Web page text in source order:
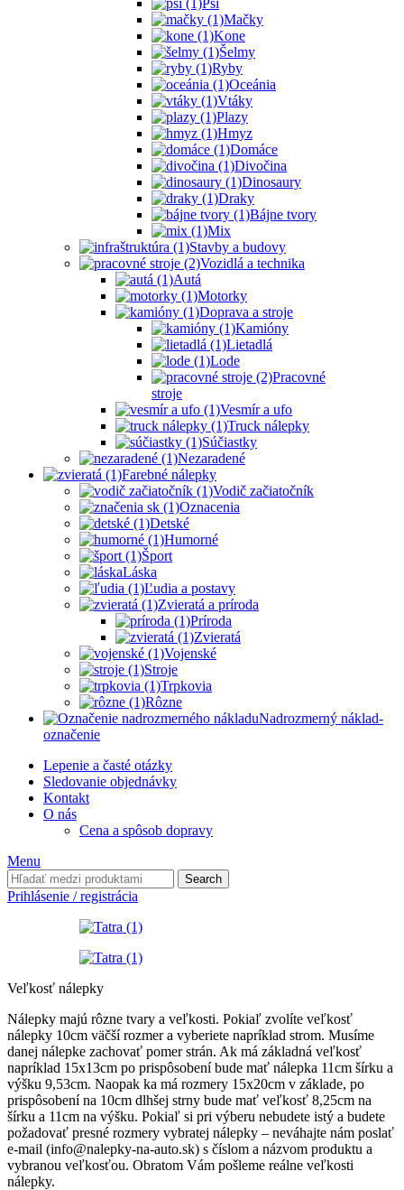
Psi
Mačky
Kone
Šelmy
Ryby
Oceánia
Vtáky
Plazy
Hmyz
Domáce
Divočina
Dinosaury
Draky
Bájne tvory
Mix
Stavby a budovy
Vozidlá a technika
Autá
Motorky
Doprava a stroje
Kamióny
Lietadlá
Lode
Pracovné
stroje
Vesmír a ufo
Truck nálepky
Súčiastky
Nezaradené
Farebné nálepky
Vodič začiatočník
Oznacenia
Detské
Humorné
Šport
Láska
Ľudia a postavy
Zvieratá a príroda
Príroda
Zvieratá
Vojenské
Stroje
Trpkovia
Rôzne
Nadrozmerný náklad-
označenie
Lepenie a časté otázky
Sledovanie objednávky
Kontakt
O nás
Cena a spôsob dopravy
Menu
Search
Prihlásenie / registrácia
Veľkosť nálepky
Nálepky majú rôzne tvary a veľkosti. Pokiaľ zvolíte veľkosť
nálepky 10cm väčší rozmer a vyberiete napríklad strom. Musíme
danej nálepke zachovať pomer strán. Ak má základná veľkosť
napríklad 15x13cm po prispôsobení bude mať nálepka 11cm šírku a
výšku 9,53cm. Naopak ka má rozmery 15x20cm v základe, po
prispôsobení na 10cm dlhšej strny bude mať veľkosť 8,25cm na
šírku a 11cm na výšku. Pokiaľ si pri výberu nebudete istý a budete
požadovať presné rozmery vybratej nálepky – neváhajte nám poslať
e-mail (info@nalepky-na-auto.sk) s číslom a názvom produktu a
vybranou veľkosťou. Obratom Vám pošleme reálne veľkosti
nálepky.